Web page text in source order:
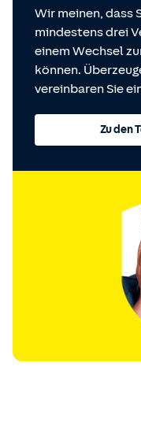
Wir meinen, dass
mindestens drei
einem Wechsel
können.
vereinbaren Sie
Zu den